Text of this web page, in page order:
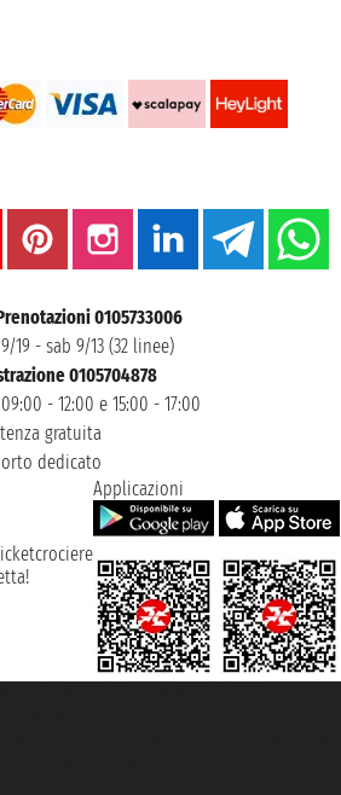
0105733006
19 - sab 9/13 (32 linee)
0105704878
- 12:00 e 15:00 - 17:00
gratuita
dedicato
Applicazioni